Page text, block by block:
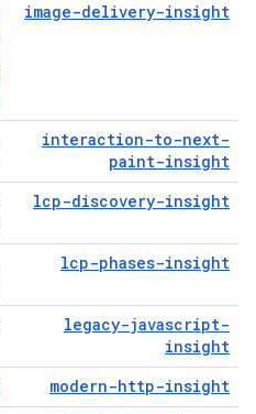
image-delivery-insight
interaction-to-next-
paint-insight
lcp-discovery-insight
lcp-phases-insight
legacy-javascript-
insight
modern-http-insight